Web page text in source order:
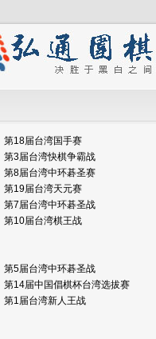
第18届台湾国手赛
第3届台湾快棋争霸战
第8届台湾中环碁圣赛
第19届台湾天元赛
第7届台湾中环碁圣战
第10届台湾棋王战
第5届台湾中环碁圣战
第14届中国倡棋杯台湾选拔赛
第1届台湾新人王战